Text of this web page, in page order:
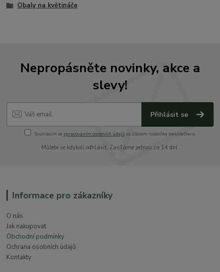
Obaly na květináče
Nepropásněte novinky, akce a
slevy!
Přihlásit se
Souhlasím se zpracováním osobních údajůza účelem rozesílky newsletteru.
Můžete se kdykoli odhlásit. Zasíláme jednou za 14 dní.
Informace pro zákazníky
O nás
Jak nakupovat
Obchodní podmínky
Ochrana osobních údajů
Kontakty